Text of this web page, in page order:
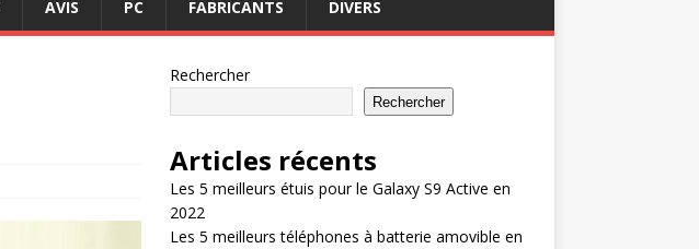
AVIS PC FABRICANTS DIVERS
Rechercher
Rechercher
Articles récents
Les 5 meilleurs étuis pour le Galaxy S9 Active en
2022
Les 5 meilleurs téléphones à batterie amovible en